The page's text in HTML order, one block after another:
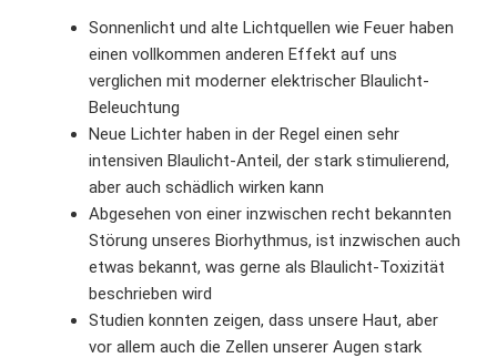
Sonnenlicht und alte Lichtquellen wie Feuer haben
einen vollkommen anderen Effekt auf uns
verglichen mit moderner elektrischer Blaulicht-
Beleuchtung
Neue Lichter haben in der Regel einen sehr
intensiven Blaulicht-Anteil, der stark stimulierend,
aber auch schädlich wirken kann
Abgesehen von einer inzwischen recht bekannten
Störung unseres Biorhythmus, ist inzwischen auch
etwas bekannt, was gerne als Blaulicht-Toxizität
beschrieben wird
Studien konnten zeigen, dass unsere Haut, aber
vor allem auch die Zellen unserer Augen stark